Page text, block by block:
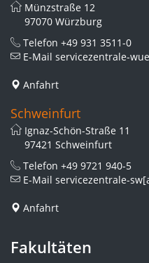
Münzstraße 12
97070 Würzburg
Telefon +49 931 3511-0
E-Mail servicezentrale-
Anfahrt
Schweinfurt
Ignaz-Schön-Straße 11
97421 Schweinfurt
Telefon +49 9721 940-5
E-Mail servicezentrale-
Anfahrt
Fakultäten